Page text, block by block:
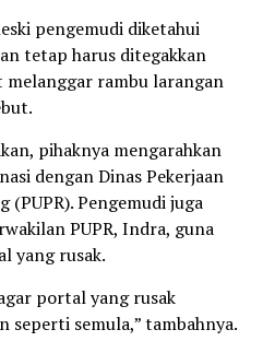
pengemudi diketahui
tetap harus ditegakkan
melanggar rambu larangan
pihaknya mengarahkan
dengan Dinas Pekerjaan
(PUPR). Pengemudi juga
PUPR, Indra, guna
yang rusak.
portal yang rusak
seperti semula,” tambahnya.